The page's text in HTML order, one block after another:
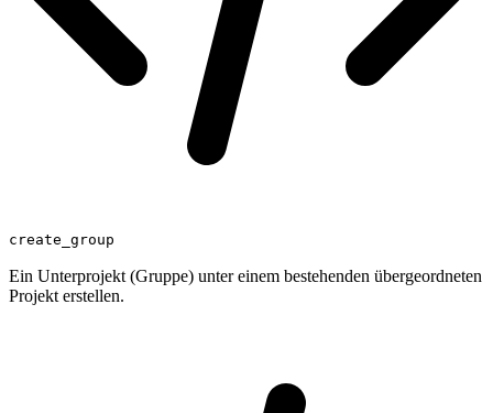
create_group
Ein Unterprojekt (Gruppe) unter einem bestehenden übergeordneten
Projekt erstellen.